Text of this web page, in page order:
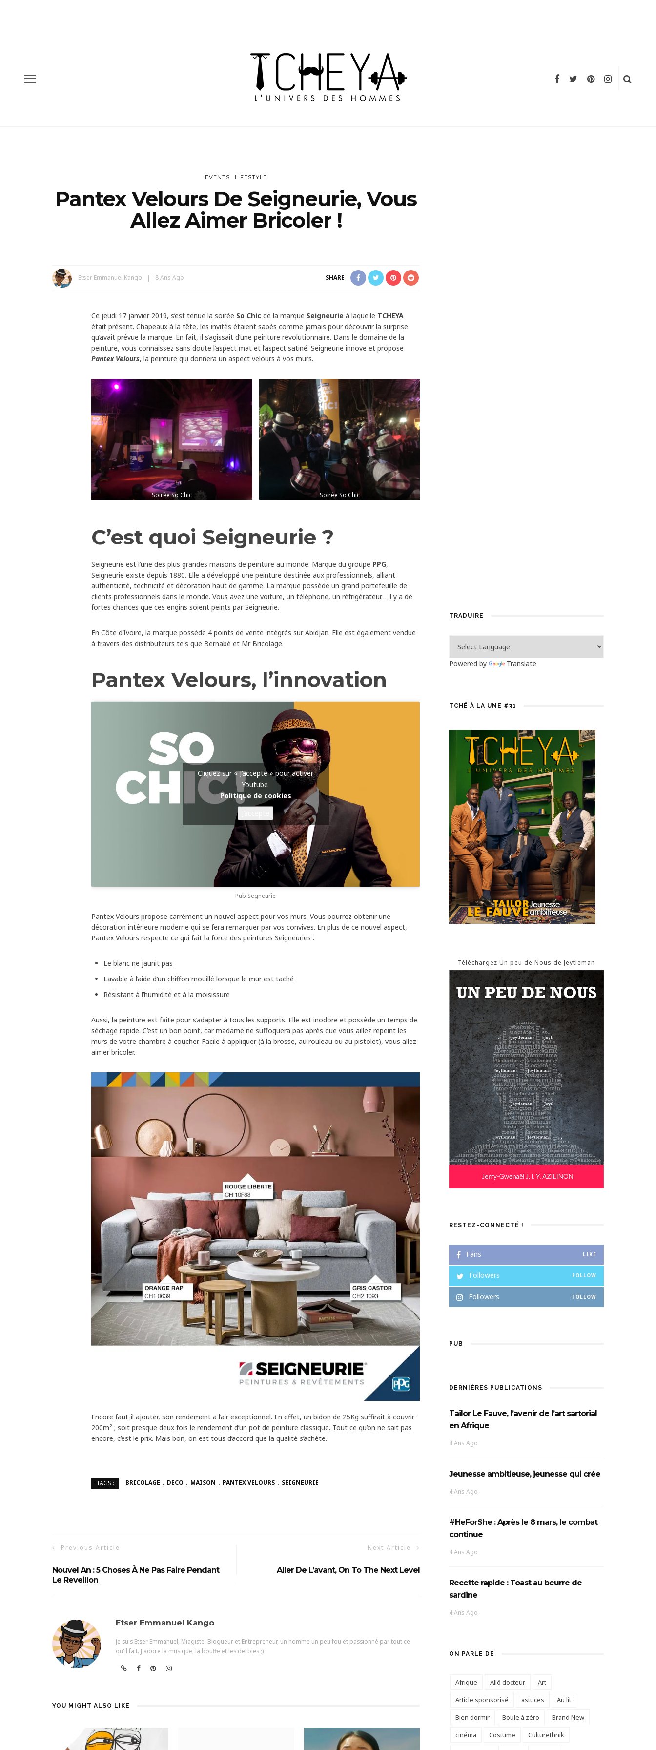
EVENTS LIFESTYLE
Pantex Velours De Seigneurie, Vous
Allez Aimer Bricoler !
Etser Emmanuel Kango 8 Ans Ago SHARE
Ce jeudi 17 janvier 2019, s’est tenue la soirée So Chic de la marque Seigneurie à laquelle TCHEYA
était présent. Chapeaux à la tête, les invités étaient sapés comme jamais pour découvrir la surprise
qu’avait prévue la marque. En fait, il s’agissait d’une peinture révolutionnaire. Dans le domaine de la
peinture, vous connaissez sans doute l’aspect mat et l’aspect satiné. Seigneurie innove et propose
Pantex Velours, la peinture qui donnera un aspect velours à vos murs.
Soirée So Chic Soirée So Chic
C’est quoi Seigneurie ?
Seigneurie est l’une des plus grandes maisons de peinture au monde. Marque du groupe PPG,
Seigneurie existe depuis 1880. Elle a développé une peinture destinée aux professionnels, alliant
authenticité, technicité et décoration haut de gamme. La marque possède un grand portefeuille de
clients professionnels dans le monde. Vous avez une voiture, un téléphone, un réfrigérateur… il y a de
fortes chances que ces engins soient peints par Seigneurie.
En Côte d’Ivoire, la marque possède 4 points de vente intégrés sur Abidjan. Elle est également vendue
à travers des distributeurs tels que Bernabé et Mr Bricolage.
Pantex Velours, l’innovation
Cliquez sur « J’accepte » pour activer
Youtube
Politique de cookies
Pub Segneurie
Pantex Velours propose carrément un nouvel aspect pour vos murs. Vous pourrez obtenir une
décoration intérieure moderne qui se fera remarquer par vos convives. En plus de ce nouvel aspect,
Pantex Velours respecte ce qui fait la force des peintures Seigneuries :
Le blanc ne jaunit pas
Lavable à l’aide d’un chiffon mouillé lorsque le mur est taché
Résistant à l’humidité et à la moisissure
Aussi, la peinture est faite pour s’adapter à tous les supports. Elle est inodore et possède un temps de
séchage rapide. C’est un bon point, car madame ne suffoquera pas après que vous aillez repeint les
murs de votre chambre à coucher. Facile à appliquer (à la brosse, au rouleau ou au pistolet), vous allez
aimer bricoler.
Encore faut-il ajouter, son rendement a l’air exceptionnel. En effet, un bidon de 25Kg suffirait à couvrir
200m² ; soit presque deux fois le rendement d’un pot de peinture classique. Tout ce qu’on ne sait pas
encore, c’est le prix. Mais bon, on est tous d’accord que la qualité s’achète.
TAGS : BRICOLAGE DECO MAISON PANTEX VELOURS SEIGNEURIE
Previous Article
Nouvel An : 5 Choses À Ne Pas Faire Pendant
Le Reveillon
Next Article
Aller De L’avant, On To The Next Level
Etser Emmanuel Kango
Je suis Etser Emmanuel, Miagiste, Blogueur et Entrepreneur, un homme un peu fou et passionné par tout ce
qu'il fait. J'adore la musique, la bouffe et les derbies ;)
YOU MIGHT ALSO LIKE
TRADUIRE
Powered by Translate
TCHÊ À LA UNE #31
Téléchargez Un peu de Nous de Jeytleman
RESTEZ-CONNECTÉ !
Fans LIKE
Followers FOLLOW
Followers FOLLOW
PUB
DERNIÈRES PUBLICATIONS
Tailor Le Fauve, l’avenir de l’art sartorial
en Afrique
4 Ans Ago
Jeunesse ambitieuse, jeunesse qui crée
4 Ans Ago
#HeForShe : Après le 8 mars, le combat
continue
4 Ans Ago
Recette rapide : Toast au beurre de
sardine
4 Ans Ago
ON PARLE DE
Afrique Allô docteur
Art
Article sponsorisé
astuces
Au lit
Bien dormir
Boule à zéro
Brand New
cinéma
Costume
Culturethnik